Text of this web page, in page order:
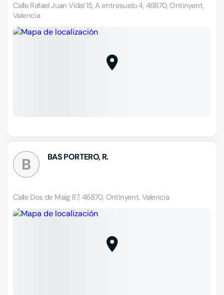
Calle Rafael Juan Vidal 15, A entresuelo 4, 46870, Ontinyent,
Valencia
B BAS PORTERO, R.
Calle Dos de Maig 87, 46870, Ontinyent, Valencia